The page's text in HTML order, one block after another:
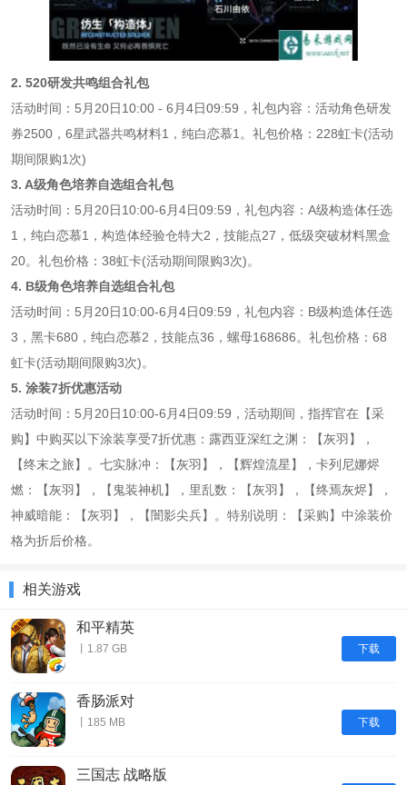
2. 520研发共鸣组合礼包
活动时间：5月20日10:00 - 6月4日09:59，礼包内容：活动角色研发
券2500，6星武器共鸣材料1，纯白恋慕1。礼包价格：228虹卡(活动
期间限购1次)
3. A级角色培养自选组合礼包
活动时间：5月20日10:00-6月4日09:59，礼包内容：A级构造体任选
1，纯白恋慕1，构造体经验仓特大2，技能点27，低级突破材料黑盒
20。礼包价格：38虹卡(活动期间限购3次)。
4. B级角色培养自选组合礼包
活动时间：5月20日10:00-6月4日09:59，礼包内容：B级构造体任选
3，黑卡680，纯白恋慕2，技能点36，螺母168686。礼包价格：68
虹卡(活动期间限购3次)。
5. 涂装7折优惠活动
活动时间：5月20日10:00-6月4日09:59，活动期间，指挥官在【采
购】中购买以下涂装享受7折优惠：露西亚深红之渊：【灰羽】，
【终末之旅】。七实脉冲：【灰羽】，【辉煌流星】，卡列尼娜烬
燃：【灰羽】，【鬼装神机】，里乱数：【灰羽】，【终焉灰烬】，
神威暗能：【灰羽】，【闇影尖兵】。特别说明：【采购】中涂装价
格为折后价格。
相关游戏
下载
和平精英
丨1.87 GB
下载
香肠派对
丨185 MB
三国志 战略版